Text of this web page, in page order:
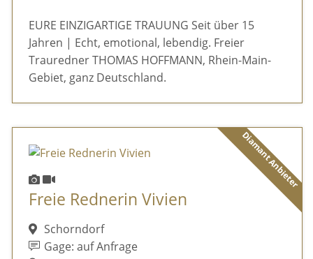
EURE EINZIGARTIGE TRAUUNG Seit über 15
Jahren | Echt, emotional, lebendig. Freier
Trauredner THOMAS HOFFMANN, Rhein-Main-
Gebiet, ganz Deutschland.
Diamant Anbieter
Freie Rednerin Vivien
Schorndorf
Gage: auf Anfrage